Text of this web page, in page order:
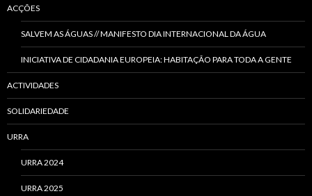
ACÇÕES
SALVEM AS ÁGUAS // MANIFESTO DIA INTERNACIONAL DA ÁGUA
INICIATIVA DE CIDADANIA EUROPEIA: HABITAÇÃO PARA TODA A GENTE
ACTIVIDADES
SOLIDARIEDADE
URRA
URRA 2024
URRA 2025